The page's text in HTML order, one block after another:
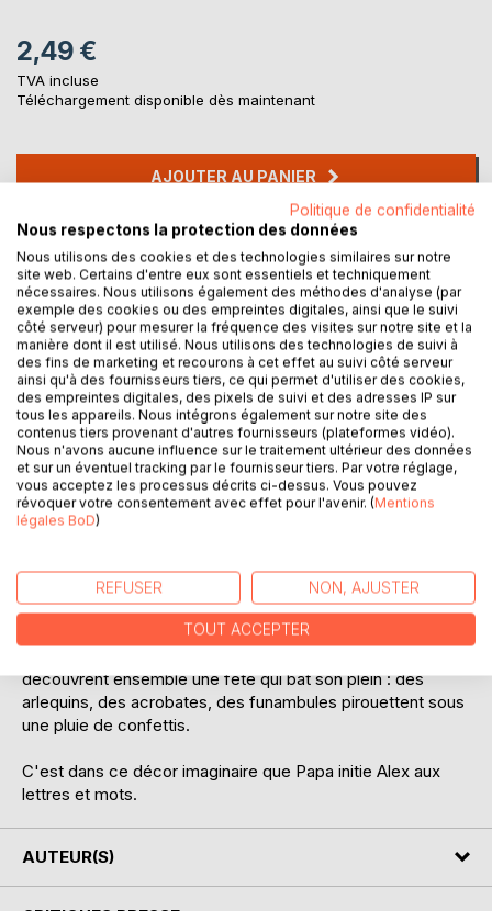
2,49 €
TVA incluse
Téléchargement disponible dès maintenant
AJOUTER AU PANIER
Ajouter à ma liste d'envies
Laisser un avis
DESCRIPTION
Alex est curieux et pose plein de questions, sur tout, tout le
temps.
Dans cette première aventure, Alex a besoin d'en savoir
plus sur les signes qu'il voit sur les pages des livres.
découvrent ensemble une fête qui bat son plein : des
arlequins, des acrobates, des funambules pirouettent sous
une pluie de confettis.
C'est dans ce décor imaginaire que Papa initie Alex aux
lettres et mots.
AUTEUR(S)
Politique de confidentialité
Nous respectons la protection des données
Nous utilisons des cookies et des technologies similaires sur notre
site web. Certains d'entre eux sont essentiels et techniquement
nécessaires. Nous utilisons également des méthodes d'analyse (par
exemple des cookies ou des empreintes digitales, ainsi que le suivi
côté serveur) pour mesurer la fréquence des visites sur notre site et la
manière dont il est utilisé. Nous utilisons des technologies de suivi à
des fins de marketing et recourons à cet effet au suivi côté serveur
ainsi qu'à des fournisseurs tiers, ce qui permet d'utiliser des cookies,
des empreintes digitales, des pixels de suivi et des adresses IP sur
tous les appareils. Nous intégrons également sur notre site des
contenus tiers provenant d'autres fournisseurs (plateformes vidéo).
Nous n'avons aucune influence sur le traitement ultérieur des données
et sur un éventuel tracking par le fournisseur tiers. Par votre réglage,
vous acceptez les processus décrits ci-dessus. Vous pouvez
révoquer votre consentement avec effet pour l'avenir. (Mentions
légales BoD)
REFUSER NON, AJUSTER
TOUT ACCEPTER